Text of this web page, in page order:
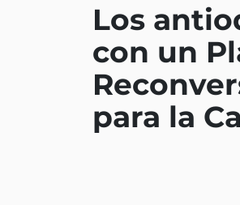
Los
con un
para la